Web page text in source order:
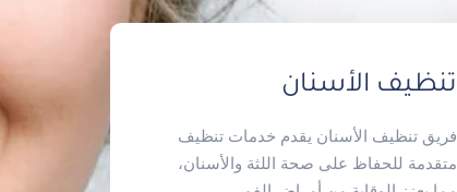
تنظيف الأسنان
فريق تنظيف الأسنان يقدم خدمات تنظيف
متقدمة للحفاظ على صحة اللثة والأسنان،